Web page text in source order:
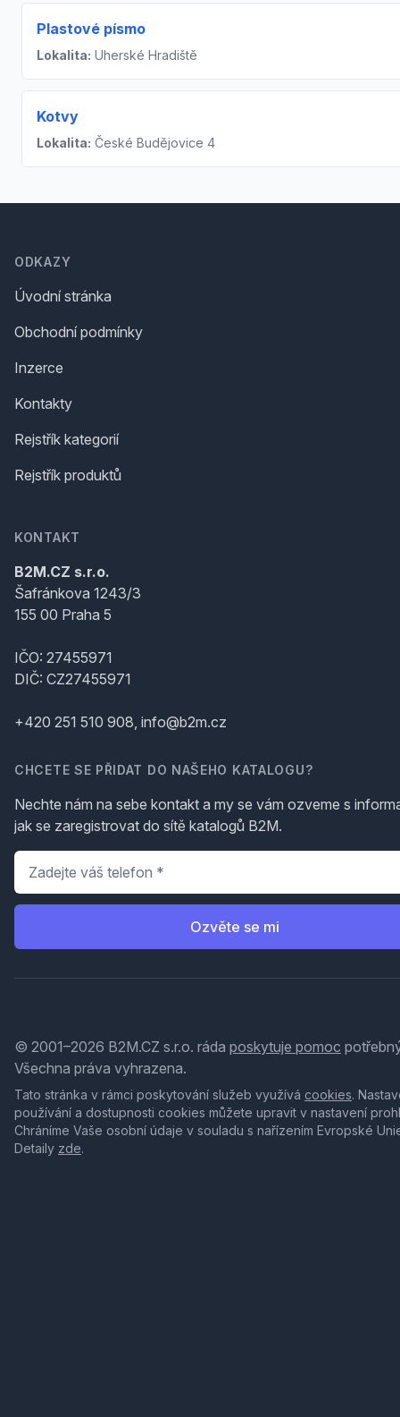
Plastové písmo
Lokalita: Uherské Hradiště
Kotvy
Lokalita: České Budějovice 4
ODKAZY
Úvodní stránka
Obchodní podmínky
Inzerce
Kontakty
Rejstřík kategorií
Rejstřík produktů
KONTAKT
B2M.CZ s.r.o.
Šafránkova 1243/3
155 00 Praha 5
IČO: 27455971
DIČ: CZ27455971
+420 251 510 908, info@b2m.cz
CHCETE SE PŘIDAT DO NAŠEHO KATALOGU?
Nechte nám na sebe kontakt a my se vám ozveme s
jak se zaregistrovat do sítě katalogů B2M.
Telefon
Ozvěte se mi
© 2001–2026 B2M.CZ s.r.o. ráda poskytuje pomoc
Všechna práva vyhrazena.
Tato stránka v rámci poskytování služeb využívá cookies.
používání a dostupnosti cookies můžete upravit v nastavení
Chráníme Vaše osobní údaje v souladu s nařízením Evropské
Detaily zde.